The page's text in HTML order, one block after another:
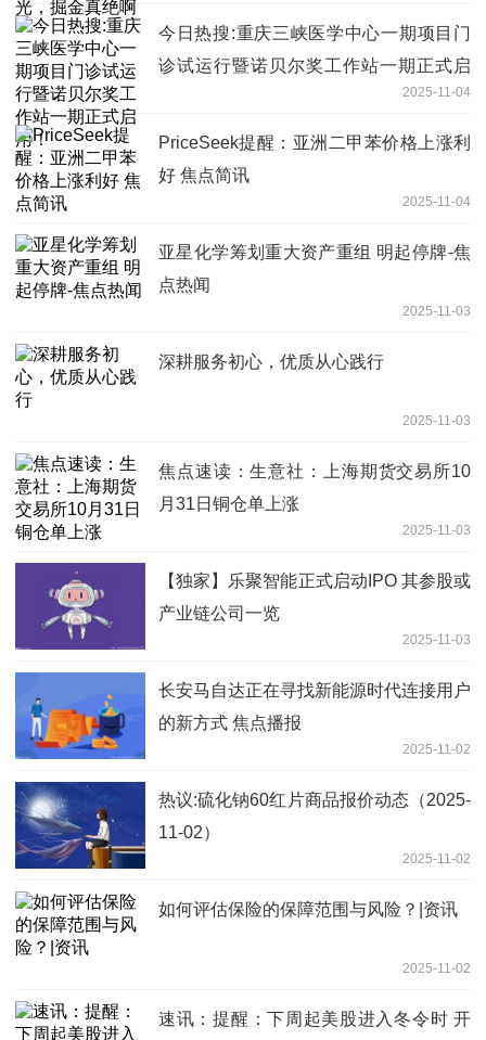
今日热搜:重庆三峡医学中心一期项目门
诊试运行暨诺贝尔奖工作站一期正式启
2025-11-04
PriceSeek提醒：亚洲二甲苯价格上涨利
好 焦点简讯
2025-11-04
亚星化学筹划重大资产重组 明起停牌-焦
点热闻
2025-11-03
深耕服务初心，优质从心践行
2025-11-03
焦点速读：生意社：上海期货交易所10
月31日铜仓单上涨
2025-11-03
【独家】乐聚智能正式启动IPO 其参股或
产业链公司一览
2025-11-03
长安马自达正在寻找新能源时代连接用户
的新方式 焦点播报
2025-11-02
热议:硫化钠60红片商品报价动态（2025-
11-02）
2025-11-02
如何评估保险的保障范围与风险？|资讯
2025-11-02
速讯：提醒：下周起美股进入冬令时 开